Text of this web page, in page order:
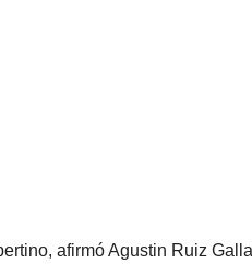
afirmó Agustin Ruiz